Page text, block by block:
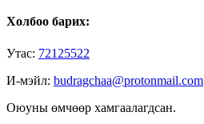
Холбоо барих:
Утас: 72125522
И-мэйл: budragchaa@protonmail.com
Оюуны өмчөөр хамгаалагдсан.